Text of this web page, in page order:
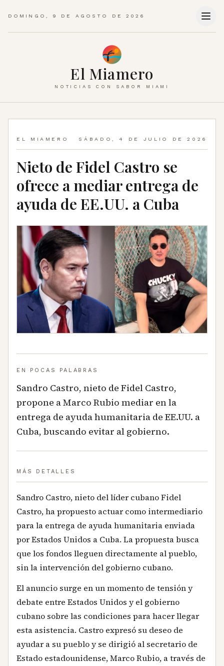
DOMINGO, 9 DE AGOSTO DE 2026
El Miamero
NOTICIAS CON SABOR MIAMI
EL MIAMERO SÁBADO, 4 DE JULIO DE 2026
Nieto de Fidel Castro se
ofrece a mediar entrega de
ayuda de EE.UU. a Cuba
EN POCAS PALABRAS
Sandro Castro, nieto de Fidel Castro,
propone a Marco Rubio mediar en la
entrega de ayuda humanitaria de EE.UU. a
Cuba, buscando evitar al gobierno.
MÁS DETALLES
Sandro Castro, nieto del líder cubano Fidel
Castro, ha propuesto actuar como intermediario
para la entrega de ayuda humanitaria enviada
por Estados Unidos a Cuba. La propuesta busca
que los fondos lleguen directamente al pueblo,
sin la intervención del gobierno cubano.
El anuncio surge en un momento de tensión y
debate entre Estados Unidos y el gobierno
cubano sobre las condiciones para hacer llegar
esta asistencia. Castro expresó su deseo de
ayudar a su pueblo y se dirigió al secretario de
Estado estadounidense, Marco Rubio, a través de